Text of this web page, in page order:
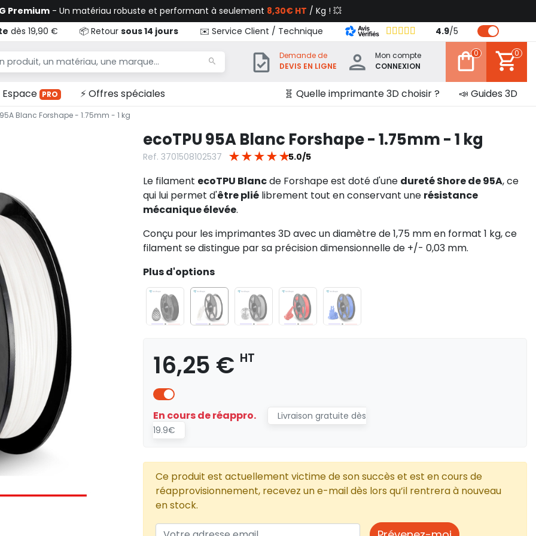
Premium - Un matériau robuste et performant à seulement 8,30€ HT / Kg ! 💥
dès 19,90 € 📦 Retour sous 14 jours ✉️ Service Client / Technique 4.9/5
Demande de
DEVIS EN LIGNE
Mon compte
CONNEXION
0 0
Espace PRO ⚡ Offres spéciales 🧬 Quelle imprimante 3D choisir ? 📣 Guides 3D
Blanc Forshape - 1.75mm - 1 kg
ecoTPU 95A Blanc Forshape - 1.75mm - 1 kg
Ref. 3701508102537 ★ ★ ★ ★ ★5.0/5
Le filament ecoTPU Blancde Forshape est doté d'une dureté Shore de 95A, ce
qui lui permet d'être plié librement tout en conservant une résistance
mécanique élevée.
Conçu pour les imprimantes 3D avec un diamètre de 1,75 mm en format 1 kg, ce
filament se distingue par sa précision dimensionnelle de +/- 0,03 mm.
Plus d'options
16,25 € HT
En cours de réappro.
Livraison gratuite dès
19.9€
Ce produit est actuellement victime de son succès et est en cours de
réapprovisionnement, recevez un e-mail dès lors qu’il rentrera à nouveau
en stock.